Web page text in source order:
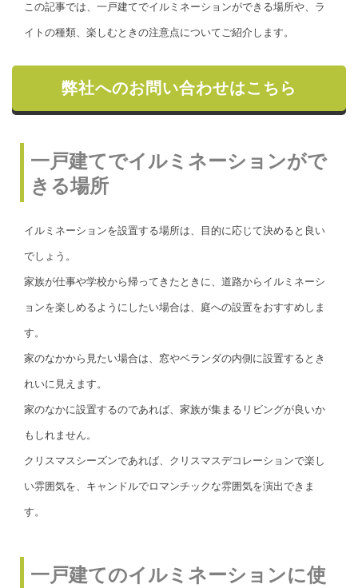
この記事では、一戸建てでイルミネーションができる場所や、ラ
イトの種類、楽しむときの注意点についてご紹介します。
弊社へのお問い合わせはこちら
一戸建てでイルミネーションがで
きる場所
イルミネーションを設置する場所は、目的に応じて決めると良い
でしょう。
家族が仕事や学校から帰ってきたときに、道路からイルミネーシ
ョンを楽しめるようにしたい場合は、庭への設置をおすすめしま
す。
家のなかから見たい場合は、窓やベランダの内側に設置するとき
れいに見えます。
家のなかに設置するのであれば、家族が集まるリビングが良いか
もしれません。
クリスマスシーズンであれば、クリスマスデコレーションで楽し
い雰囲気を、キャンドルでロマンチックな雰囲気を演出できま
す。
一戸建てのイルミネーションに使